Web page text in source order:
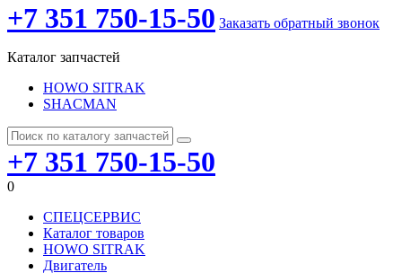
+7 351 750-15-50 Заказать обратный звонок
Каталог запчастей
HOWO SITRAK
SHACMAN
+7 351 750-15-50
0
СПЕЦСЕРВИС
Каталог товаров
HOWO SITRAK
Двигатель